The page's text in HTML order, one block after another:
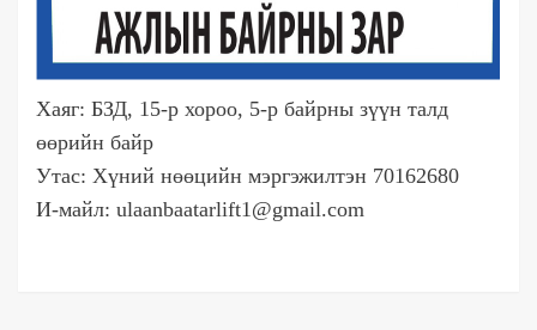
Хаяг: БЗД, 15-р хороо, 5-р байрны зүүн талд
өөрийн байр
Утас: Хүний нөөцийн мэргэжилтэн 70162680
И-майл: ulaanbaatarlift1@gmail.com